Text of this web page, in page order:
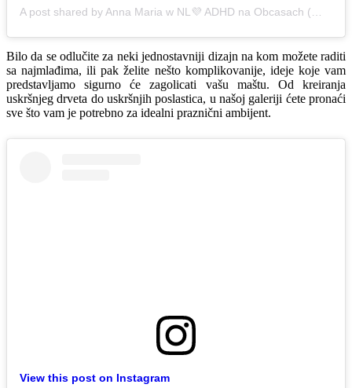
Bilo da se odlučite za neki jednostavniji dizajn na kom možete raditi
sa najmlađima, ili pak želite nešto komplikovanije, ideje koje vam
predstavljamo sigurno će zagolicati vašu maštu. Od kreiranja
uskršnjeg drveta do uskršnjih poslastica, u našoj galeriji ćete pronaći
sve što vam je potrebno za idealni praznični ambijent.
View this post on Instagram